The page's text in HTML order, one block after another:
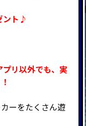
ント♪
プリ以外でも、実
ーをたくさん遊